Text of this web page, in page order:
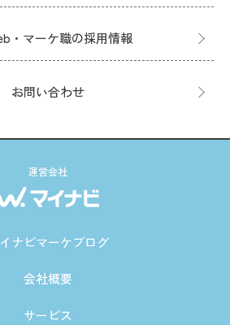
・マーケ職の採用情報
お問い合わせ
運営会社
ナビマーケブログ
会社概要
サービス